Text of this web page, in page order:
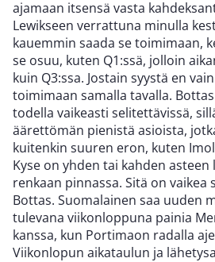
ajamaan itsensä vasta
Lewikseen verrattuna minulla
kauemmin saada se toimimaan,
se osuu, kuten Q1:ssä, jolloin
kuin Q3:ssa. Jostain syystä en
toimimaan samalla tavalla.
todella vaikeasti selitettävissä,
äärettömän pienistä asioista,
kuitenkin suuren eron, kuten
Kyse on yhden tai kahden
renkaan pinnassa. Sitä on
Bottas. Suomalainen saa uuden
tulevana viikonloppuna painia
kanssa, kun Portimaon radalla
Viikonlopun aikataulun ja